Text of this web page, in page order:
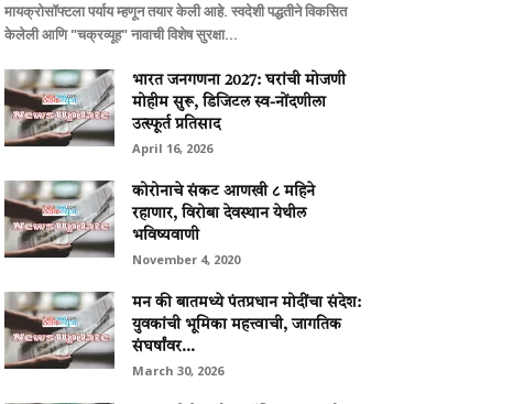
मायक्रोसॉफ्टला पर्याय म्हणून तयार केली आहे. स्वदेशी पद्धतीने विकसित
केलेली आणि "चक्रव्यूह" नावाची विशेष सुरक्षा...
भारत जनगणना 2027: घरांची मोजणी
मोहीम सुरू, डिजिटल स्व-नोंदणीला
उत्स्फूर्त प्रतिसाद
April 16, 2026
कोरोनाचे संकट आणखी ८ महिने
रहाणार, विरोबा देवस्थान येथील
भविष्यवाणी
November 4, 2020
मन की बातमध्ये पंतप्रधान मोदींचा संदेश:
युवकांची भूमिका महत्त्वाची, जागतिक
संघर्षांवर...
March 30, 2026